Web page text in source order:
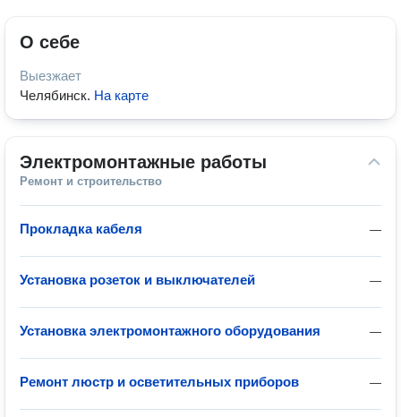
О себе
Выезжает
Челябинск. На карте
Электромонтажные работы
Ремонт и строительство
—
Прокладка кабеля
—
Установка розеток и выключателей
—
Установка электромонтажного оборудования
—
Ремонт люстр и осветительных приборов